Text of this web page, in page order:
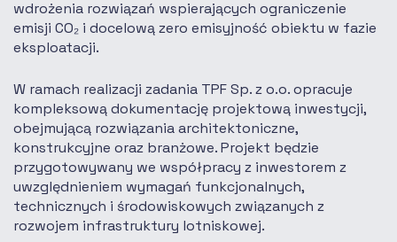
wdrożenia rozwiązań wspierających ograniczenie
emisji CO₂ i docelową zero emisyjność obiektu w fazie
eksploatacji.
W ramach realizacji zadania TPF Sp. z o.o. opracuje
kompleksową dokumentację projektową inwestycji,
obejmującą rozwiązania architektoniczne,
konstrukcyjne oraz branżowe. Projekt będzie
przygotowywany we współpracy z inwestorem z
uwzględnieniem wymagań funkcjonalnych,
technicznych i środowiskowych związanych z
rozwojem infrastruktury lotniskowej.